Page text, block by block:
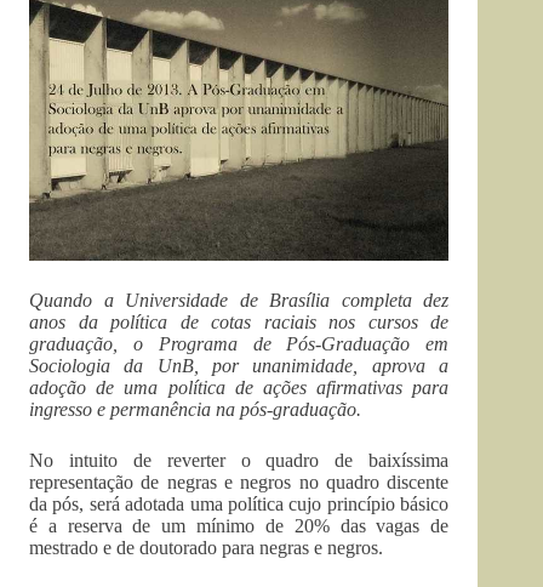
Quando a Universidade de Brasília completa dez
anos da política de cotas raciais nos cursos de
graduação, o Programa de Pós-Graduação em
Sociologia da UnB, por unanimidade, aprova a
adoção de uma política de ações afirmativas para
ingresso e permanência na pós-graduação.
No intuito de reverter o quadro de baixíssima
representação de negras e negros no quadro discente
da pós, será adotada uma política cujo princípio básico
é a reserva de um mínimo de 20% das vagas de
mestrado e de doutorado para negras e negros.